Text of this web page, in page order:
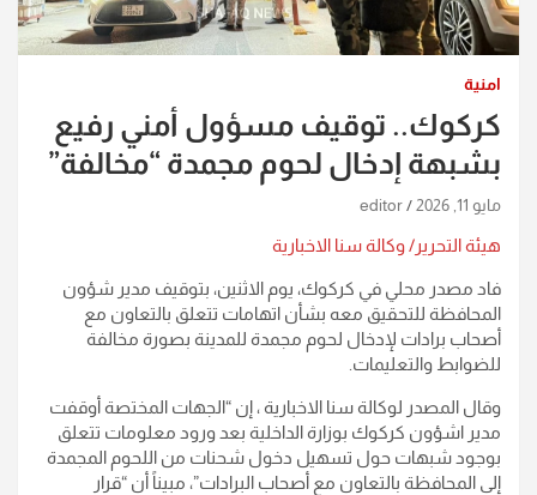
امنية
كركوك.. توقيف مسؤول أمني رفيع
بشبهة إدخال لحوم مجمدة “مخالفة”
مايو 11, 2026 editor
هيئة التحرير/ وكالة سنا الاخبارية
فاد مصدر محلي في كركوك، يوم الاثنين، بتوقيف مدير شؤون
المحافظة للتحقيق معه بشأن اتهامات تتعلق بالتعاون مع
أصحاب برادات لإدخال لحوم مجمدة للمدينة بصورة مخالفة
للضوابط والتعليمات.
وقال المصدر لوكالة سنا الاخبارية ، إن “الجهات المختصة أوقفت
مدير اشؤون كركوك بوزارة الداخلية بعد ورود معلومات تتعلق
بوجود شبهات حول تسهيل دخول شحنات من اللحوم المجمدة
إلى المحافظة بالتعاون مع أصحاب البرادات”، مبيناً أن “قرار